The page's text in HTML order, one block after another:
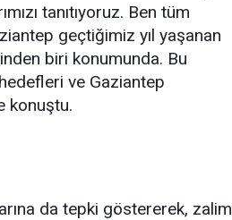
tanıtıyoruz. Ben tüm
geçtiğimiz yıl yaşanan
biri konumunda. Bu
ve Gaziantep
konuştu.
da tepki göstererek, zalim